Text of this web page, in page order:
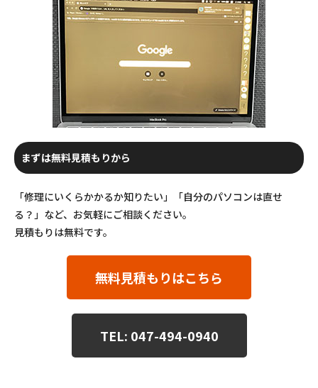
まずは無料見積もりから
「修理にいくらかかるか知りたい」「自分のパソコンは直せ
る？」など、お気軽にご相談ください。
見積もりは無料です。
無料見積もりはこちら
TEL: 047-494-0940